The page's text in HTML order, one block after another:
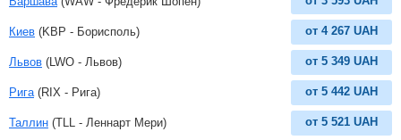
Киев (KBP - Борисполь) от 4 267 UAH
Львов (LWO - Львов) от 5 349 UAH
Рига (RIX - Рига) от 5 442 UAH
Таллин (TLL - Леннарт Мери) от 5 521 UAH